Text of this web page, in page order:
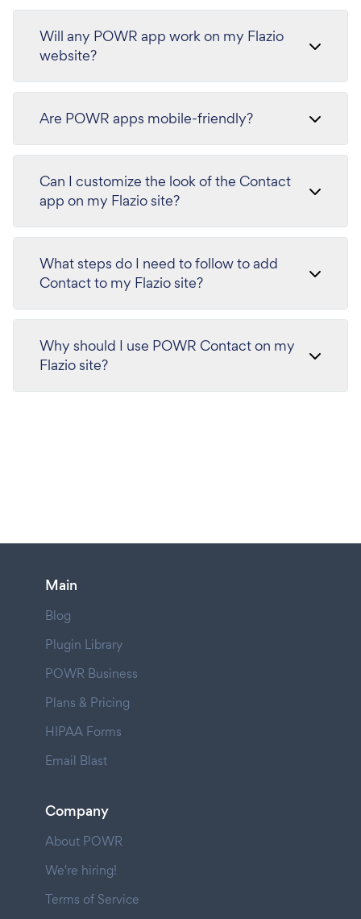
Will any POWR app work on my Flazio
website?
Are POWR apps mobile-friendly?
Can I customize the look of the Contact
app on my Flazio site?
What steps do I need to follow to add
Contact to my Flazio site?
Why should I use POWR Contact on my
Flazio site?
Main
Blog
Plugin Library
POWR Business
Plans & Pricing
HIPAA Forms
Email Blast
Company
About POWR
We're hiring!
Terms of Service